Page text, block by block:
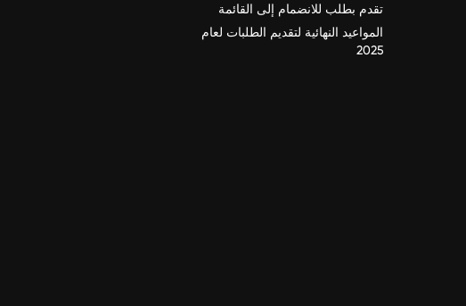
تقدم بطلب للانضمام إلى القائمة
المواعيد النهائية لتقديم الطلبات لعام
2025